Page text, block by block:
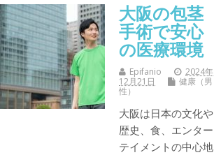
大阪の包茎
手術で安心
の医療環境
Epifanio
2024年
12月21日
健康（男
性）
大阪は日本の文化や
歴史、食、エンター
テイメントの中心地